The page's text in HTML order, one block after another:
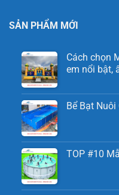
SẢN PHẨM MỚI
Cách chọn
em nổi bật,
Bể Bạt
TOP #10